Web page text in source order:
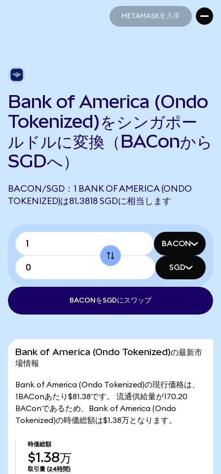
METAMASKを入手
Bank of America (Ondo
Tokenized)をシンガポー
ルドルに変換（BAConから
SGDへ）
BACON/SGD：1 BANK OF AMERICA (ONDO
TOKENIZED)は81.3818 SGDに相当します
BACON
SGD
BACONをSGDにスワップ
Bank of America (Ondo Tokenized)の最新市
場情報
Bank of America (Ondo Tokenized)の現行価格は、
1BAConあたり$81.38です。 流通供給量が170.20
BAConであるため、Bank of America (Ondo
Tokenized)の時価総額は$1.38万となります。
時価総額
$1.38万
取引量 (24時間)